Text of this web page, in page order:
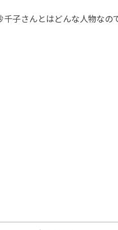
千子さんとはどんな人物なの